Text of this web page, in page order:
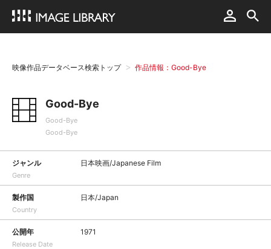
映像作品データベース検索トップ 作品情報：Good-Bye
Good-Bye
Good-Bye
Good-Bye
ジャンル
Genre
日本映画/Japanese Film
製作国
Country
日本/Japan
公開年
Release Date
1971